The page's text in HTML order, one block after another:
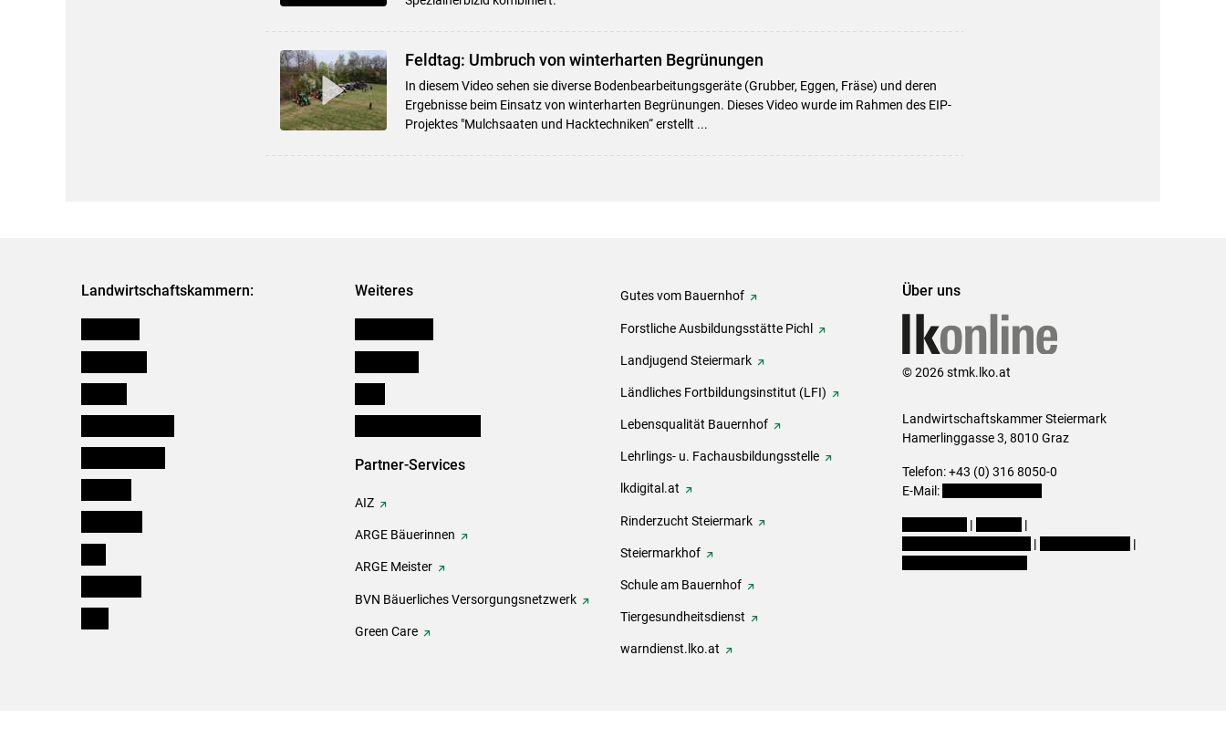
Feldtag: Umbruch von winterharten Begrünungen
In diesem Video sehen sie diverse Bodenbearbeitungsgeräte (Grubber, Eggen, Fräse) und deren
Ergebnisse beim Einsatz von winterharten Begrünungen. Dieses Video wurde im Rahmen des EIP-
Projektes "Mulchsaaten und Hacktechniken“ erstellt ...
Landwirtschaftskammern: Weiteres
Partner-Services
AIZ
ARGE Bäuerinnen
ARGE Meister
BVN Bäuerliches Versorgungsnetzwerk
Green Care
Gutes vom Bauernhof
Forstliche Ausbildungsstätte Pichl
Landjugend Steiermark
Ländliches Fortbildungsinstitut (LFI)
Lebensqualität Bauernhof
Lehrlings- u. Fachausbildungsstelle
lkdigital.at
Rinderzucht Steiermark
Steiermarkhof
Schule am Bauernhof
Tiergesundheitsdienst
warndienst.lko.at
Über uns
© 2026 stmk.lko.at
Landwirtschaftskammer Steiermark
Hamerlinggasse 3, 8010 Graz
Telefon: +43 (0) 316 8050-0
E-Mail:
|
|
|
|